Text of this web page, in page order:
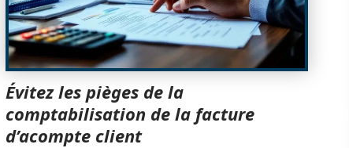
Évitez les pièges de la
comptabilisation de la facture
d’acompte client